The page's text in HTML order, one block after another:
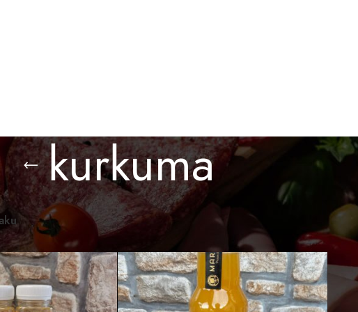
kurkuma
proizvodi/ Proizvod označen „kurkuma“
Prikaži 24 36